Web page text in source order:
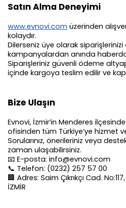
Satın Alma Deneyimi
www.evnovi.com üzerinden
kolaydır.
Dilerseniz üye olarak siparişlerinizi
kampanyalardan anında
Siparişleriniz güvenli ödeme
içinde kargoya teslim edilir ve
Bize Ulaşın
Evnovi, İzmir’in Menderes
ofisinden tüm Türkiye’ye hizmet
Sorularınız, önerileriniz veya
zaman ulaşabilirsiniz.
📧 E-posta: info@evnovi.com
📞 Telefon: (0232) 257 57 00
🏢 Adres: Saim Çıkrıkçı Cad.
İZMİR